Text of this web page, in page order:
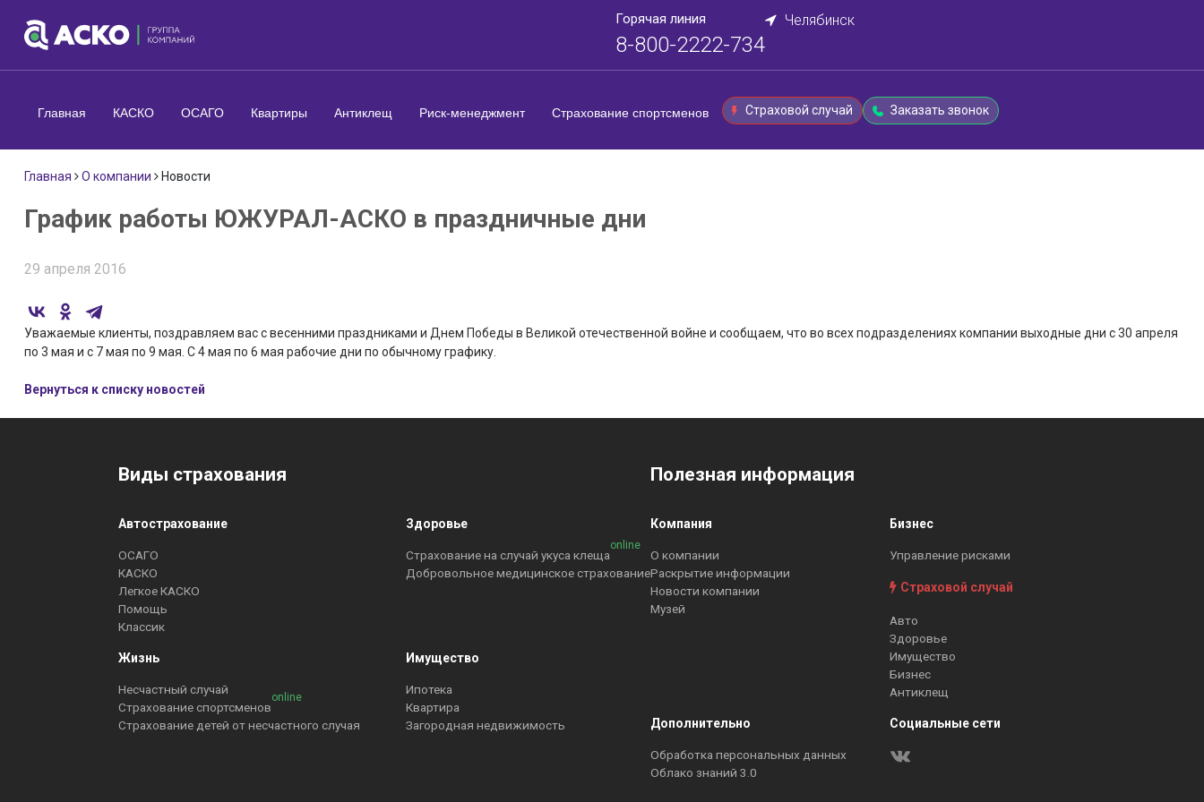
Горячая линия
8-800-2222-734
Челябинск
Главная КАСКО ОСАГО Квартиры Антиклещ Риск-менеджмент Страхование спортсменов Страховой случай Заказать звонок
Главная О компании Новости
График работы ЮЖУРАЛ-АСКО в праздничные дни
29 апреля 2016
Уважаемые клиенты, поздравляем вас с весенними праздниками и Днем Победы в Великой отечественной войне и сообщаем, что во всех подразделениях компании выходные дни с 30 апреля
по 3 мая и с 7 мая по 9 мая. С 4 мая по 6 мая рабочие дни по обычному графику.
Вернуться к списку новостей
Виды страхования
Автострахование
ОСАГО
КАСКО
Легкое КАСКО
Помощь
Классик
Здоровье
Страхование на случай укуса клеща
online
Добровольное медицинское страхование
Жизнь
Несчастный случай
Страхование спортсменов
online
Страхование детей от несчастного случая
Имущество
Ипотека
Квартира
Загородная недвижимость
Полезная информация
Компания
О компании
Раскрытие информации
Новости компании
Музей
Бизнес
Управление рисками
Страховой случай
Авто
Здоровье
Имущество
Бизнес
Антиклещ
Дополнительно
Обработка персональных данных
Облако знаний 3.0
Социальные сети